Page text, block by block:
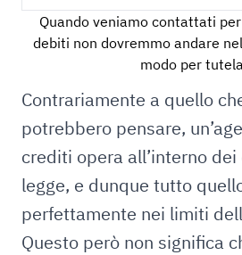
Quando veniamo contattati
debiti non dovremmo andare
modo per
Contrariamente a quello
potrebbero pensare,
crediti opera all’interno
legge, e dunque tutto
perfettamente nei limiti
Questo però non significa